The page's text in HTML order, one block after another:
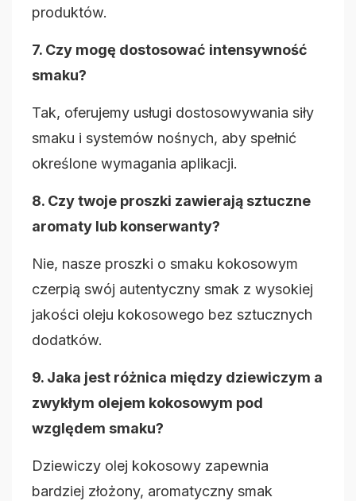
produktów.
7. Czy mogę dostosować intensywność
smaku?
Tak, oferujemy usługi dostosowywania siły
smaku i systemów nośnych, aby spełnić
określone wymagania aplikacji.
8. Czy twoje proszki zawierają sztuczne
aromaty lub konserwanty?
Nie, nasze proszki o smaku kokosowym
czerpią swój autentyczny smak z wysokiej
jakości oleju kokosowego bez sztucznych
dodatków.
9. Jaka jest różnica między dziewiczym a
zwykłym olejem kokosowym pod
względem smaku?
Dziewiczy olej kokosowy zapewnia
bardziej złożony, aromatyczny smak